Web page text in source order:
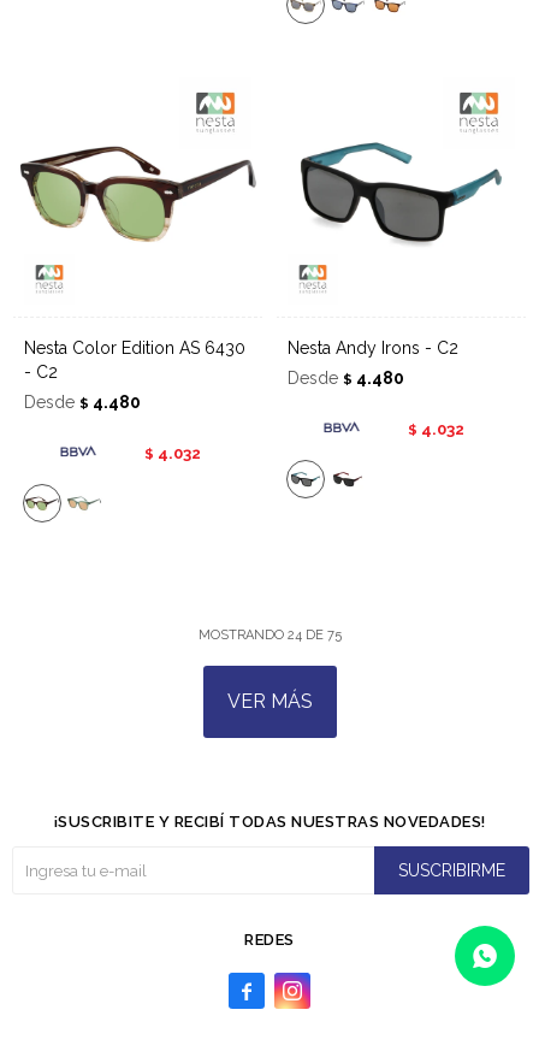
Nesta Color Edition AS 6430
- C2
Desde $ 4.480
$ 4.032
Nesta Andy Irons - C2
Desde $ 4.480
$ 4.032
MOSTRANDO 24DE 75
VER MÁS
REDES
 
¡SUSCRIBITE Y RECIBÍ TODAS NUESTRAS NOVEDADES!
SUSCRIBIRME